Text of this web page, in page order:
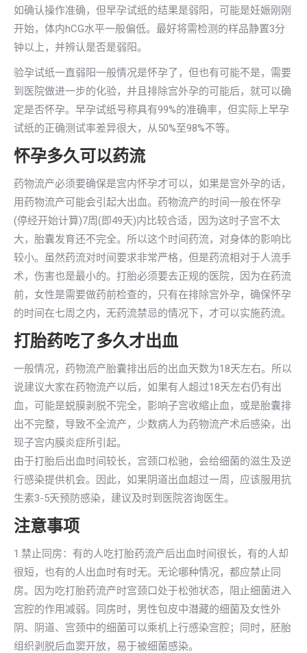
如确认操作准确，但早孕试纸的结果是弱阳，可能是妊娠刚刚
开始，体内hCG水平一般偏低。最好将需检测的样品静置3分
钟以上，并辨认是否是弱阳。
验孕试纸一直弱阳一般情况是怀孕了，但也有可能不是，需要
到医院做进一步的化验，并且排除宫外孕的可能后，就可以确
定是否怀孕。早孕试纸号称具有99%的准确率，但实际上早孕
试纸的正确测试率差异很大，从50%至98%不等。
怀孕多久可以药流
药物流产必须要确保是宫内怀孕才可以，如果是宫外孕的话，
用药物流产可能会引起大出血。药物流产的时间一般在怀孕
(停经开始计算)7周(即49天)内比较合适，因为这时子宫不太
大，胎囊发育还不完全。所以这个时间药流，对身体的影响比
较小。虽然药流对时间要求非常严格，但是药流相对于人流手
术，伤害也是最小的。打胎必须要去正规的医院，因为在药流
前，女性是需要做药前检查的，只有在排除宫外孕，确保怀孕
的时间在七周之内，无药流禁忌的情况下，才可以实施药流。
打胎药吃了多久才出血
一般情况，药物流产胎囊排出后的出血天数为18天左右。所以
说建议大家在药物流产以后，如果有人超过18天左右仍有出
血，可能是蜕膜剥脱不完全，影响子宫收缩止血，或是胎囊排
出不完整，导致不全流产，少数病人为药物流产术后感染，出
现子宫内膜炎症所引起。
由于打胎后出血时间较长，宫颈口松驰，会给细菌的滋生及逆
行感染提供机会。因此，如果阴道出血超过一周，应该服用抗
生素3-5天预防感染，建议及时到医院咨询医生。
注意事项
1.禁止同房：有的人吃打胎药流产后出血时间很长，有的人却
很短，也有的人出血时有时无。无论哪种情况，都应禁止同
房。因为吃打胎药流产时宫颈口处于松弛状态，阻止细菌进入
宫腔的作用减弱。同房时，男性包皮中潜藏的细菌及女性外
阴、阴道、宫颈中的细菌可以乘机上行感染宫腔；同时，胚胎
组织剥脱后血窦开放，易于被细菌感染。